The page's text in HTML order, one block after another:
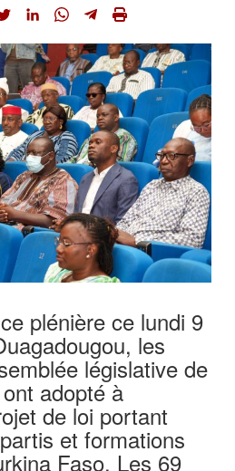
plénière ce lundi 9
les
législative de
adopté à
de loi portant
et formations
Faso. Les 69